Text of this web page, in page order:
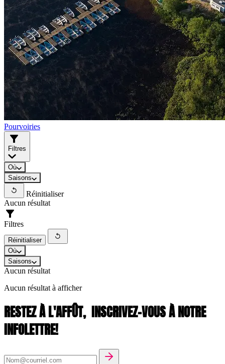
Pourvoiries
Filtres
Où
Saisons
Réinitialiser
Aucun résultat
Filtres
Réinitialiser
Où
Saisons
Aucun résultat
Aucun résultat à afficher
RESTEZ À L'AFFÛT, INSCRIVEZ-VOUS À NOTRE
INFOLETTRE!